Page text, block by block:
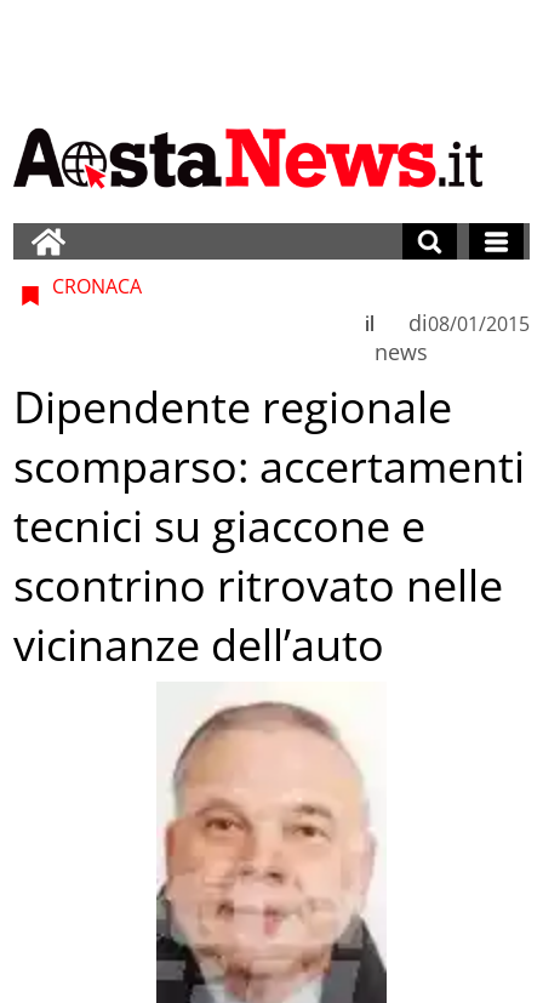
CRONACA
di
news
il 08/01/2015
Dipendente regionale
scomparso: accertamenti
tecnici su giaccone e
scontrino ritrovato nelle
vicinanze dell’auto